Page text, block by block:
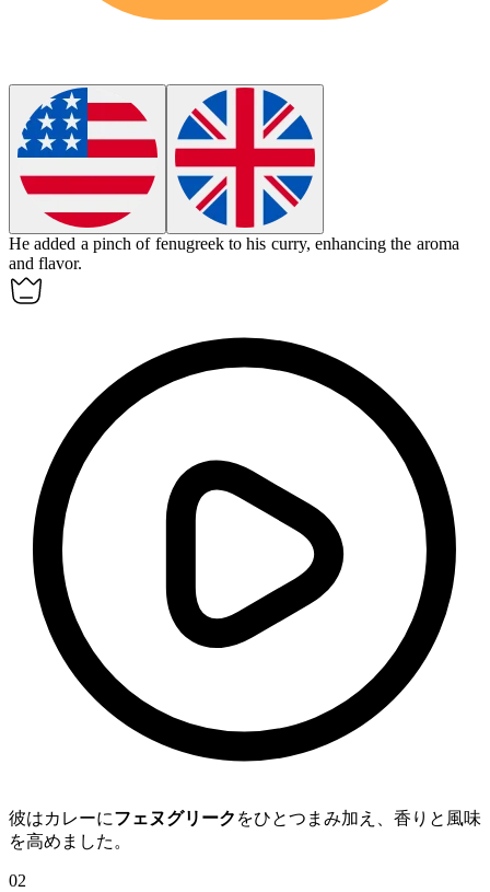
He added a pinch of fenugreek to his curry, enhancing the aroma
and flavor.
彼はカレーにフェヌグリーク をひとつまみ加え、香りと風味
を高めました。
02